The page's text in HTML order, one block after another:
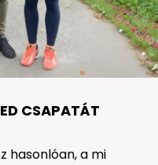
CSAPATÁT
hasonlóan, a mi